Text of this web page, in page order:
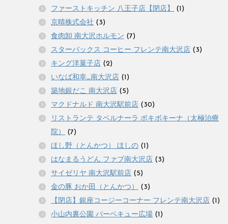
ファーストキッチン 八王子店【閉店】
(1)
京晴株式会社 (3)
食肉卸 南大沢ホルモン (7)
スターバックス コーヒー フレンテ南大沢店 (3)
キング洋菓子店 (2)
いなば和幸_南大沢店 (1)
築地銀だこ 南大沢店 (5)
マクドナルド 南大沢駅前店 (30)
リストランテ タベルナーラ ボキボキーナ（太極治療
院）
(7)
ほし野（とんかつ） ほしの (1)
はなまるうどん ファブ南大沢店 (3)
サイゼリヤ 南大沢駅前店 (5)
金の豚 おか田（とんかつ）
(3)
【閉店】銀座コージーコーナー フレンテ南大沢店 (1)
小山内裏公園 バーベキュー広場 (1)